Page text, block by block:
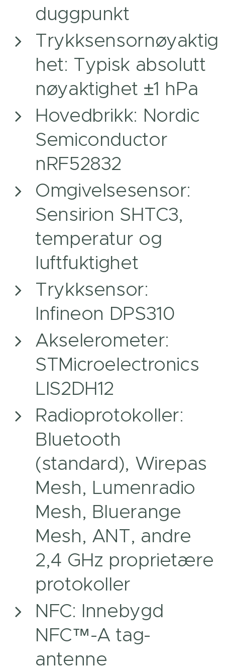
duggpunkt
Trykksensornøyaktig
het: Typisk absolutt
nøyaktighet ±1 hPa
Hovedbrikk: Nordic
Semiconductor
nRF52832
Omgivelsesensor:
Sensirion SHTC3,
temperatur og
luftfuktighet
Trykksensor:
Infineon DPS310
Akselerometer:
STMicroelectronics
LIS2DH12
Radioprotokoller:
Bluetooth
(standard), Wirepas
Mesh, Lumenradio
Mesh, Bluerange
Mesh, ANT, andre
2,4 GHz proprietære
protokoller
NFC: Innebygd
NFC™-A tag-
antenne